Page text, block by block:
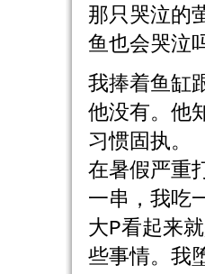
那只哭泣的
鱼也会哭泣
我捧着鱼缸
他没有。他
习惯固执。
在暑假严重
一串，我吃
大P看起来
些事情。我